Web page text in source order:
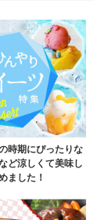
時期にぴったりな
ど涼しくて美味し
ました！